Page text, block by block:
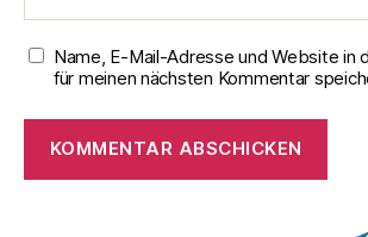
Name, E-Mail-Adresse und Website in
für meinen nächsten Kommentar